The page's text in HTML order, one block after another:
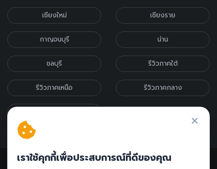
เชียงใหม่ เชียงราย
กาญจนบุรี น่าน
ชลบุรี รีวิวภาคใต้
รีวิวภาคเหนือ รีวิวภาคกลาง
เราใช้คุกกี้เพื่อประสบการณ์ที่ดีของคุณ